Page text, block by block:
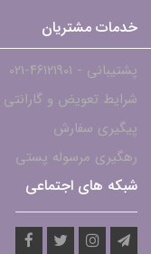
خدمات مشتریان
پشتیبانی - ۴۶۱۲۱۹۰۱-021
شرایط تعویض و گارانتی
پیگیری سفارش
رهگیری مرسوله پستی
شبکه های اجتماعی